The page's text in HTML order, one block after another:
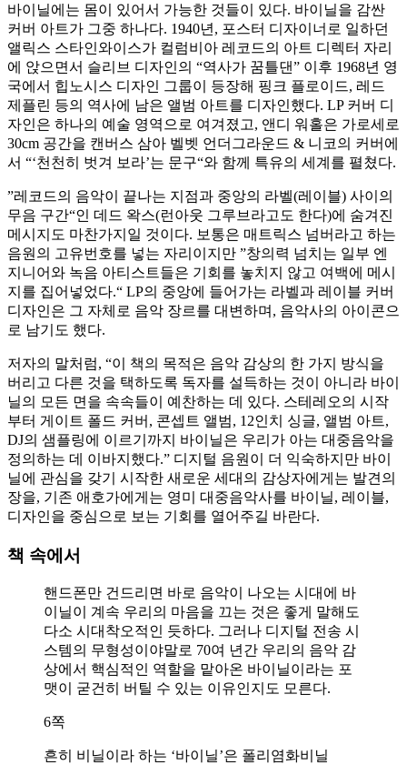
바이닐에는 몸이 있어서 가능한 것들이 있다. 바이닐을 감싼
커버 아트가 그중 하나다. 1940년, 포스터 디자이너로 일하던
앨릭스 스타인와이스가 컬럼비아 레코드의 아트 디렉터 자리
에 앉으면서 슬리브 디자인의 “역사가 꿈틀댄” 이후 1968년 영
국에서 힙노시스 디자인 그룹이 등장해 핑크 플로이드, 레드
제플린 등의 역사에 남은 앨범 아트를 디자인했다. LP 커버 디
자인은 하나의 예술 영역으로 여겨졌고, 앤디 워홀은 가로세로
30cm 공간을 캔버스 삼아 벨벳 언더그라운드 & 니코의 커버에
서 “‘천천히 벗겨 보라’는 문구“와 함께 특유의 세계를 펼쳤다.
”레코드의 음악이 끝나는 지점과 중앙의 라벨(레이블) 사이의
무음 구간“인 데드 왁스(런아웃 그루브라고도 한다)에 숨겨진
메시지도 마찬가지일 것이다. 보통은 매트릭스 넘버라고 하는
음원의 고유번호를 넣는 자리이지만 ”창의력 넘치는 일부 엔
지니어와 녹음 아티스트들은 기회를 놓치지 않고 여백에 메시
지를 집어넣었다.“ LP의 중앙에 들어가는 라벨과 레이블 커버
디자인은 그 자체로 음악 장르를 대변하며, 음악사의 아이콘으
로 남기도 했다.
저자의 말처럼, “이 책의 목적은 음악 감상의 한 가지 방식을
버리고 다른 것을 택하도록 독자를 설득하는 것이 아니라 바이
닐의 모든 면을 속속들이 예찬하는 데 있다. 스테레오의 시작
부터 게이트 폴드 커버, 콘셉트 앨범, 12인치 싱글, 앨범 아트,
DJ의 샘플링에 이르기까지 바이닐은 우리가 아는 대중음악을
정의하는 데 이바지했다.” 디지털 음원이 더 익숙하지만 바이
닐에 관심을 갖기 시작한 새로운 세대의 감상자에게는 발견의
장을, 기존 애호가에게는 영미 대중음악사를 바이닐, 레이블,
디자인을 중심으로 보는 기회를 열어주길 바란다.
책 속에서
핸드폰만 건드리면 바로 음악이 나오는 시대에 바
이닐이 계속 우리의 마음을 끄는 것은 좋게 말해도
다소 시대착오적인 듯하다. 그러나 디지털 전송 시
스템의 무형성이야말로 70여 년간 우리의 음악 감
상에서 핵심적인 역할을 맡아온 바이닐이라는 포
맷이 굳건히 버틸 수 있는 이유인지도 모른다.
6쪽
흔히 비닐이라 하는 ‘바이닐’은 폴리염화비닐